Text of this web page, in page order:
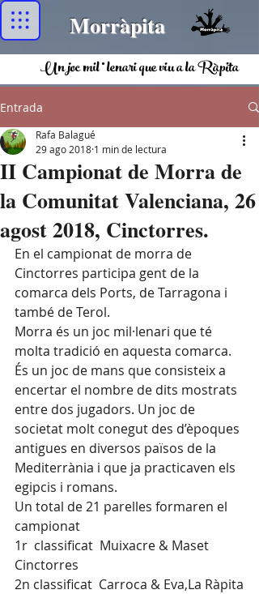
Morràpita
joc mil·lenari que viu a la Ràpita
Entrada
II Campionat de Morra de
la Comunitat Valenciana, 26
agost 2018, Cinctorres.
Rafa Balagué
29 ago 2018 1 min de lectura
En el campionat de morra de
Cinctorres participa gent de la
comarca dels Ports, de Tarragona i
també de Terol.
Morra és un joc mil·lenari que té
molta tradició en aquesta comarca.
És un joc de mans que consisteix a
encertar el nombre de dits mostrats
entre dos jugadors. Un joc de
societat molt conegut des d’èpoques
antigues en diversos països de la
Mediterrània i que ja practicaven els
egipcis i romans.
Un total de 21 parelles formaren el
campionat
1r  classificat  Muixacre & Maset
Cinctorres
2n classificat  Carroca & Eva,La Ràpita